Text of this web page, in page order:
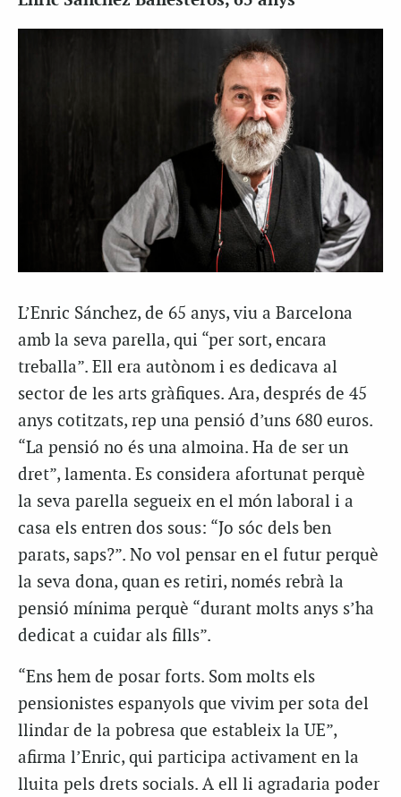
L’Enric Sánchez, de 65 anys, viu a Barcelona
amb la seva parella, qui “per sort, encara
treballa”. Ell era autònom i es dedicava al
sector de les arts gràfiques. Ara, després de 45
anys cotitzats, rep una pensió d’uns 680 euros.
“La pensió no és una almoina. Ha de ser un
dret”, lamenta. Es considera afortunat perquè
la seva parella segueix en el món laboral i a
casa els entren dos sous: “Jo sóc dels ben
parats, saps?”. No vol pensar en el futur perquè
la seva dona, quan es retiri, només rebrà la
pensió mínima perquè “durant molts anys s’ha
dedicat a cuidar als fills”.
“Ens hem de posar forts. Som molts els
pensionistes espanyols que vivim per sota del
llindar de la pobresa que estableix la UE”,
afirma l’Enric, qui participa activament en la
lluita pels drets socials. A ell li agradaria poder